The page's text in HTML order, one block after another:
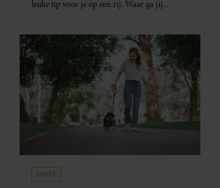
leuke tip voor je op een rij. Waar ga jij
SANTE